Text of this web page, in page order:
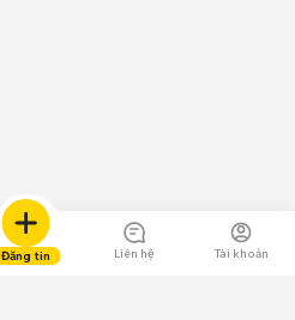
Đăng tin Liên hệ Tài khoản